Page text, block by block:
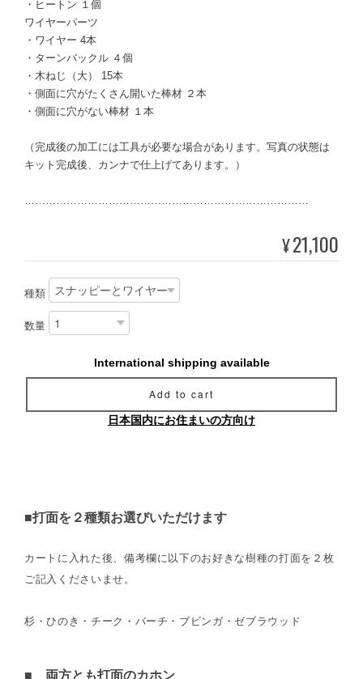
・ヒートン １個
ワイヤーパーツ
・ワイヤー 4本
・ターンバックル ４個
・木ねじ（大） 15本
・側面に穴がたくさん開いた棒材 ２本
・側面に穴がない棒材 １本
（完成後の加工には工具が必要な場合があります。写真の状態は
キット完成後、カンナで仕上げてあります。）
¥21,100
種類
数量
International shipping available
Add to cart
日本国内にお住まいの方向け
■打面を２種類お選びいただけます
カートに入れた後、備考欄に以下のお好きな樹種の打面を２枚
ご記入くださいませ。
杉・ひのき・チーク・バーチ・ブビンガ・ゼブラウッド
■ 両方とも打面のカホン